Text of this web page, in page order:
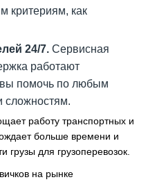
критериям, как
24/7. Сервисная
работают
помочь по любым
сложностям.
работу транспортных и
больше времени и
грузы для грузоперевозок.
на рынке